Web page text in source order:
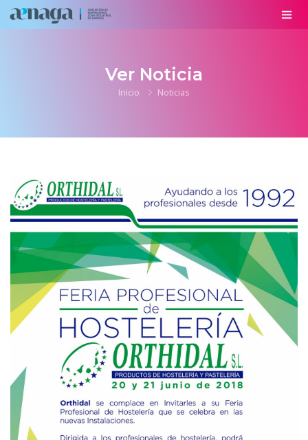
Ver Noticia
Inicio Noticias